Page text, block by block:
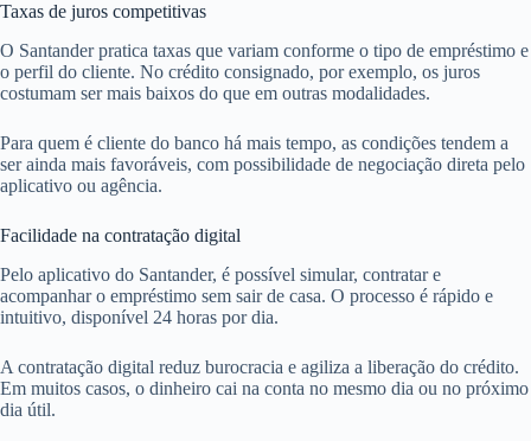
Taxas de juros competitivas
O Santander pratica taxas que variam conforme o tipo de empréstimo e
o perfil do cliente. No crédito consignado, por exemplo, os juros
costumam ser mais baixos do que em outras modalidades.
Para quem é cliente do banco há mais tempo, as condições tendem a
ser ainda mais favoráveis, com possibilidade de negociação direta pelo
aplicativo ou agência.
Facilidade na contratação digital
Pelo aplicativo do Santander, é possível simular, contratar e
acompanhar o empréstimo sem sair de casa. O processo é rápido e
intuitivo, disponível 24 horas por dia.
A contratação digital reduz burocracia e agiliza a liberação do crédito.
Em muitos casos, o dinheiro cai na conta no mesmo dia ou no próximo
dia útil.